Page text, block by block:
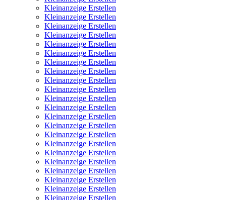
Kleinanzeige Erstellen
Kleinanzeige Erstellen
Kleinanzeige Erstellen
Kleinanzeige Erstellen
Kleinanzeige Erstellen
Kleinanzeige Erstellen
Kleinanzeige Erstellen
Kleinanzeige Erstellen
Kleinanzeige Erstellen
Kleinanzeige Erstellen
Kleinanzeige Erstellen
Kleinanzeige Erstellen
Kleinanzeige Erstellen
Kleinanzeige Erstellen
Kleinanzeige Erstellen
Kleinanzeige Erstellen
Kleinanzeige Erstellen
Kleinanzeige Erstellen
Kleinanzeige Erstellen
Kleinanzeige Erstellen
Kleinanzeige Erstellen
Kleinanzeige Erstellen